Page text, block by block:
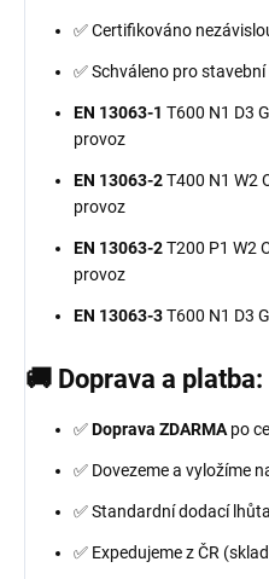
✅ Certifikováno
✅ Schváleno pro stavební
EN 13063-1 T600 N1 D3
provoz
EN 13063-2T400 N1 W2
provoz
EN 13063-2T200 P1 W2
provoz
EN 13063-3T600 N1 D3
🚚 Doprava a platba:
✅Doprava ZDARMApo
✅ Dovezeme a vyložíme
✅ Standardní dodací
✅ Expedujeme z ČR